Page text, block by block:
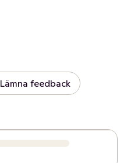
Lämna feedback